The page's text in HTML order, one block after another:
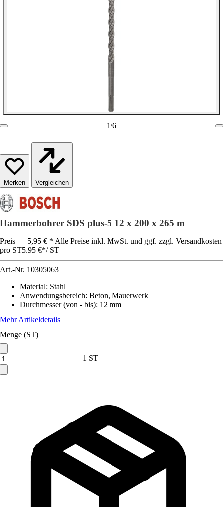
1/6
Vergleichen
Hammerbohrer SDS plus-5 12 x 200 x 265 m
Preis — 5,95 € * Alle Preise inkl. MwSt. und ggf. zzgl. Versandkosten
pro ST5,95 €*/ ST
Art.-Nr. 10305063
Material: Stahl
Anwendungsbereich: Beton, Mauerwerk
Durchmesser (von - bis): 12 mm
Mehr Artikeldetails
Menge (ST)
1 ST